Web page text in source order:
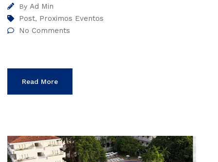
By Ad Min
Post, Proximos Eventos
No Comments
Read More